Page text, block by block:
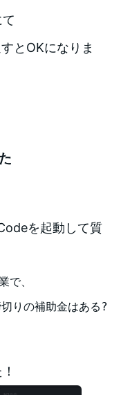
とOKになりま
を起動して質
で、
りの補助金はある?